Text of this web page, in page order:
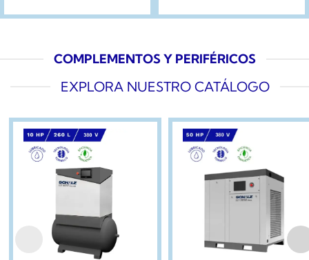
COMPLEMENTOS Y PERIFÉRICOS
EXPLORA NUESTRO CATÁLOGO